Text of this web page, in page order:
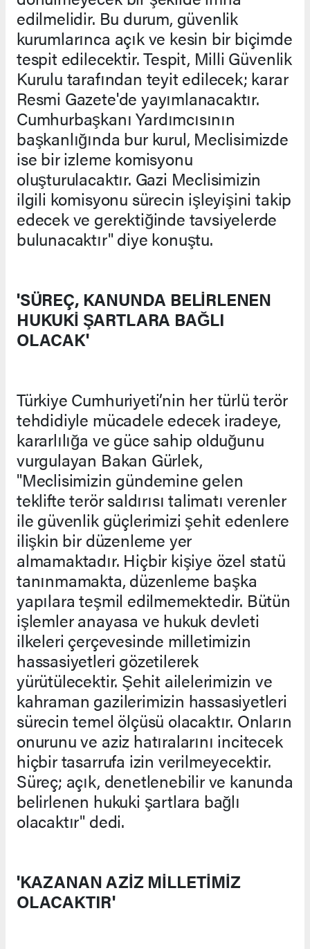
edilmelidir. Bu durum, güvenlik
kurumlarınca açık ve kesin bir biçimde
tespit edilecektir. Tespit, Milli Güvenlik
Kurulu tarafından teyit edilecek; karar
Resmi Gazete'de yayımlanacaktır.
Cumhurbaşkanı Yardımcısının
başkanlığında bur kurul, Meclisimizde
ise bir izleme komisyonu
oluşturulacaktır. Gazi Meclisimizin
ilgili komisyonu sürecin işleyişini takip
edecek ve gerektiğinde tavsiyelerde
bulunacaktır" diye konuştu.
'SÜREÇ, KANUNDA BELİRLENEN
HUKUKİ ŞARTLARA BAĞLI
OLACAK'
Türkiye Cumhuriyeti’nin her türlü terör
tehdidiyle mücadele edecek iradeye,
kararlılığa ve güce sahip olduğunu
vurgulayan Bakan Gürlek,
"Meclisimizin gündemine gelen
teklifte terör saldırısı talimatı verenler
ile güvenlik güçlerimizi şehit edenlere
ilişkin bir düzenleme yer
almamaktadır. Hiçbir kişiye özel statü
tanınmamakta, düzenleme başka
yapılara teşmil edilmemektedir. Bütün
işlemler anayasa ve hukuk devleti
ilkeleri çerçevesinde milletimizin
hassasiyetleri gözetilerek
yürütülecektir. Şehit ailelerimizin ve
kahraman gazilerimizin hassasiyetleri
sürecin temel ölçüsü olacaktır. Onların
onurunu ve aziz hatıralarını incitecek
hiçbir tasarrufa izin verilmeyecektir.
Süreç; açık, denetlenebilir ve kanunda
belirlenen hukuki şartlara bağlı
olacaktır" dedi.
'KAZANAN AZİZ MİLLETİMİZ
OLACAKTIR'